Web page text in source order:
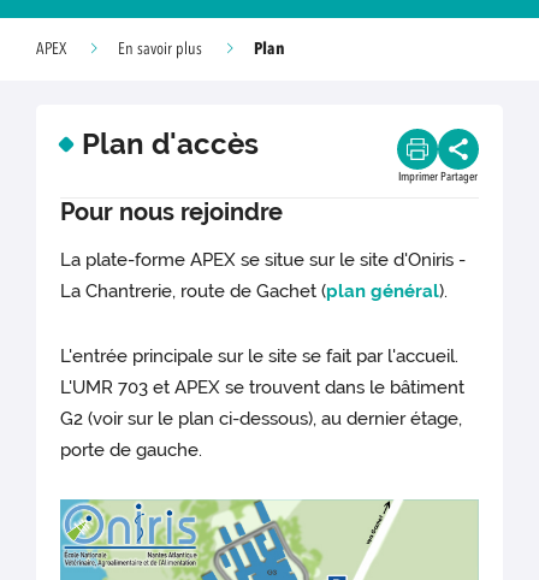
APEX En savoir plus Plan
Plan d'accès
Imprimer Partager
Pour nous rejoindre
La plate-forme APEX se situe sur le site d'Oniris -
La Chantrerie, route de Gachet (plan général).
L'entrée principale sur le site se fait par l'accueil.
L'UMR 703 et APEX se trouvent dans le bâtiment
G2 (voir sur le plan ci-dessous), au dernier étage,
porte de gauche.